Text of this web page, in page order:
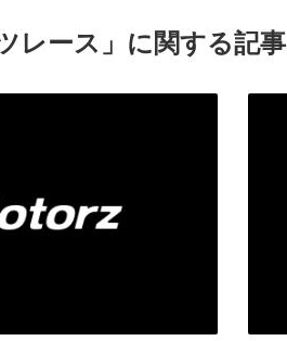
レース」に関する記事